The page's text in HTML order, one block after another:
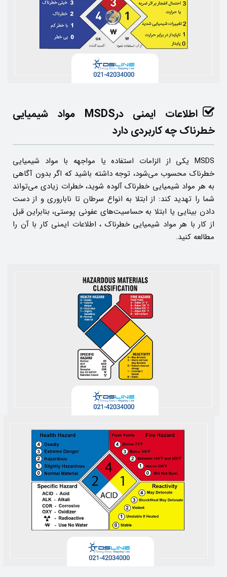
اطلاعات ایمنی درMSDS مواد شیمیایی
خطرناک چه کاربردی دارد
MSDS یکی از الزامات استفاده یا مواجهه با مواد شیمیایی
خطرناک محسوب می‌شود، توجه داشته باشید که اگر بدون آگاهی
به هر مواد شیمیایی خطرناک آلوده شوید، خطرات زیادی می‌تواند
شما را تهدید کند: از ابتلا به انواع سرطان تا ناباروری و از دست
دادن بینایی یا ابتلا به حساسیت‌های عفونی پوستی، بنابراین قبل
از کار با هر مواد شیمیایی خطرناک ، اطلاعات ایمنی کار با آن را
مطالعه کنید.